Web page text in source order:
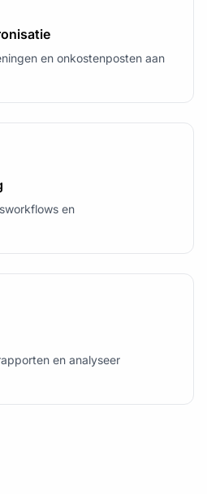
en onkostenposten aan
en
en analyseer